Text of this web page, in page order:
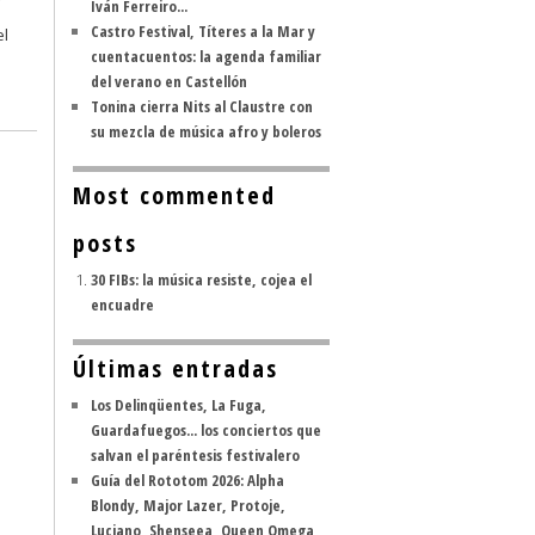
Iván Ferreiro...
Castro Festival, Títeres a la Mar y
cuentacuentos: la agenda familiar
del verano en Castellón
Tonina cierra Nits al Claustre con
su mezcla de música afro y boleros
Most commented
posts
30 FIBs: la música resiste, cojea el
encuadre
Últimas entradas
Los Delinqüentes, La Fuga,
Guardafuegos... los conciertos que
salvan el paréntesis festivalero
Guía del Rototom 2026: Alpha
Blondy, Major Lazer, Protoje,
Luciano, Shenseea, Queen Omega,